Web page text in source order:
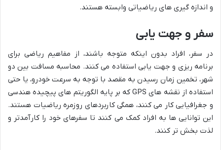
و اندازه گیری های ریاضیاتی وابسته هستند.
سفر و جهت یابی
در سفر، افراد بدون اینکه متوجه باشند، از مفاهیم ریاضی برای
برنامه ریزی و جهت یابی استفاده می کنند. محاسبه مسافت بین دو
شهر، تخمین زمان رسیدن به مقصد با توجه به سرعت خودرو، یا حتی
استفاده از نقشه های GPS که بر پایه الگوریتم های پیچیده هندسی
و جغرافیایی کار می کنند، همگی کاربردهای روزمره ریاضیات هستند.
این توانایی ها به افراد کمک می کنند تا سفرهای خود را کارآمدتر و
لذت بخش تر کنند.